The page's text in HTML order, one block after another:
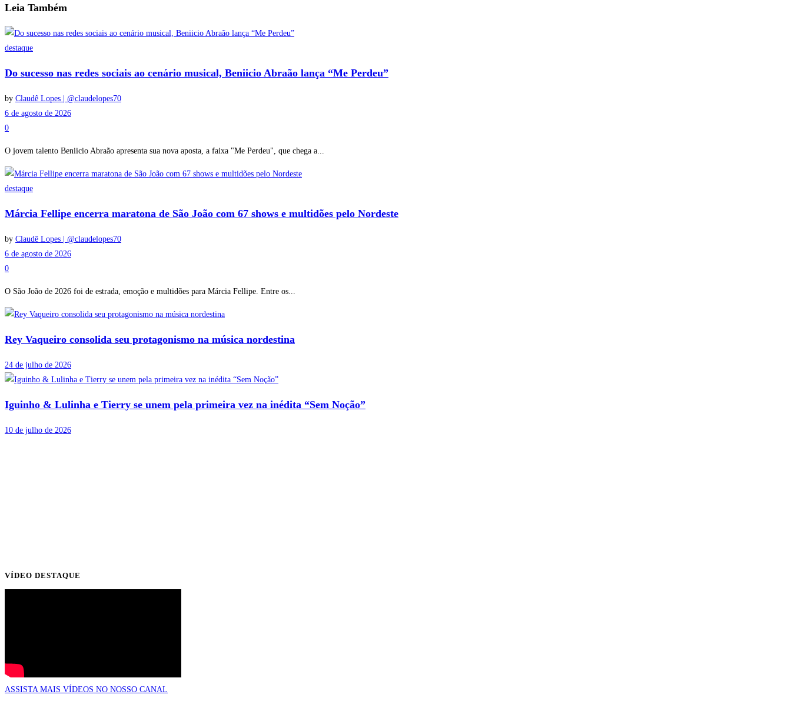
Leia Também
destaque
Do sucesso nas redes sociais ao cenário musical, Beniicio Abraão lança “Me Perdeu”
by Claudê Lopes | @claudelopes70
6 de agosto de 2026
0
O jovem talento Beniicio Abraão apresenta sua nova aposta, a faixa "Me Perdeu", que chega a...
destaque
Márcia Fellipe encerra maratona de São João com 67 shows e multidões pelo Nordeste
by Claudê Lopes | @claudelopes70
6 de agosto de 2026
0
O São João de 2026 foi de estrada, emoção e multidões para Márcia Fellipe. Entre os...
Rey Vaqueiro consolida seu protagonismo na música nordestina
24 de julho de 2026
Iguinho & Lulinha e Tierry se unem pela primeira vez na inédita “Sem Noção”
10 de julho de 2026
VÍDEO DESTAQUE
ASSISTA MAIS VÍDEOS NO NOSSO CANAL